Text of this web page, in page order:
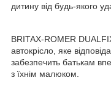
дитину від будь-якого
BRITAX-ROMER
автокрісло, яке
забезпечить батькам
з їхнім малюком.